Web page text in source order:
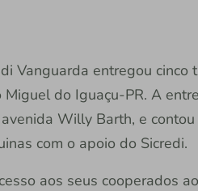
Vanguarda entregou cinco
do Iguaçu-PR. A
Willy Barth, e
com o apoio do Sicredi.
aos seus cooperados